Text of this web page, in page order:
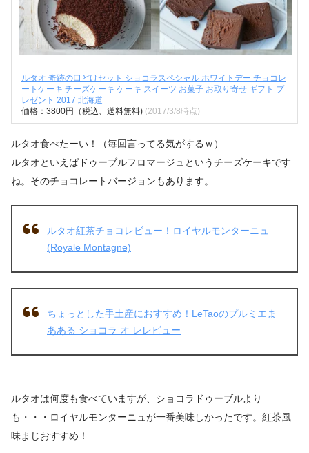
ルタオ 奇跡の口どけセット ショコラスペシャル ホワイトデー チョコレ
ートケーキ チーズケーキ ケーキ スイーツ お菓子 お取り寄せ ギフト プ
レゼント 2017 北海道
価格：3800円（税込、送料無料) (2017/3/8時点)
ルタオ食べたーい！（毎回言ってる気がするｗ）
ルタオといえばドゥーブルフロマージュというチーズケーキです
ね。そのチョコレートバージョンもあります。
ルタオ紅茶チョコレビュー！ロイヤルモンターニュ
(Royale Montagne)
ちょっとした手土産におすすめ！LeTaoのプルミエま
あある ショコラ オ レレビュー
ルタオは何度も食べていますが、ショコラドゥーブルより
も・・・ロイヤルモンターニュが一番美味しかったです。紅茶風
味まじおすすめ！